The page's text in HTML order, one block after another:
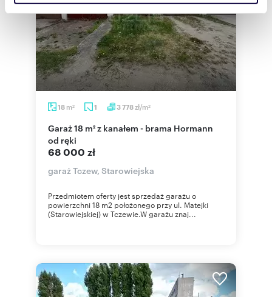
Partnerzy mogą połączyć te informacje z innymi danymi
otrzymanymi od Ciebie lub uzyskanymi podczas
korzystania z ich usług.
18 m2 1 3 778zł/m2
Garaż 18 m² z kanałem - brama Hormann
od ręki
68 000 zł
garaż Tczew, Starowiejska
Przedmiotem oferty jest sprzedaż garażu o
powierzchni 18 m2 położonego przy ul. Matejki
(Starowiejskiej) w Tczewie.W garażu znaj...